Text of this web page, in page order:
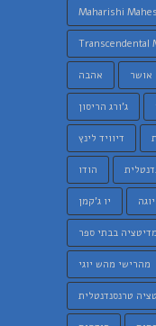
Maharishi
Transcendental
אהבה אושר
ג'ורג הריסון
דיוויד לינץ
הודו
יו ג'קמן יוגה
מדיטציה בבתי ספר
מהרישי מהש יוגי
טרנסנדנטלית